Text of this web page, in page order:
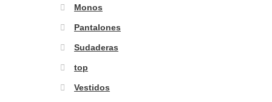
Monos
Pantalones
Sudaderas
top
Vestidos